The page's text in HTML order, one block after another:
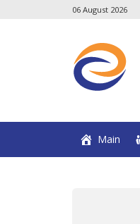
06 August 2026
Main